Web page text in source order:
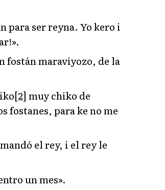
para ser reyna. Yo kero i
fostán maraviyozo, de la
[2] muy chiko de
fostanes, para ke no me
el rey, i el rey le
un mes».